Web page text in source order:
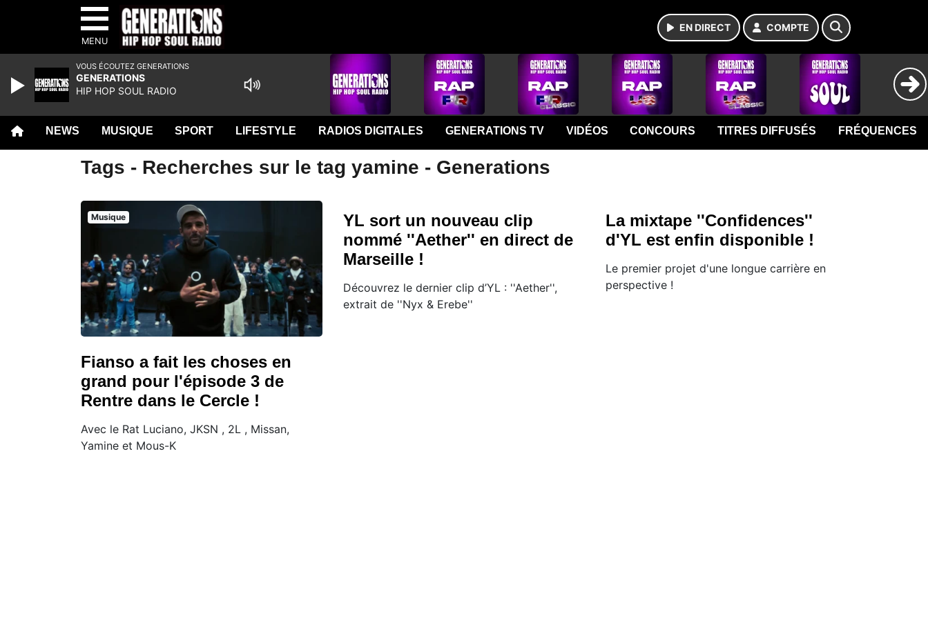
MENU
EN DIRECT COMPTE
NEWS MUSIQUE SPORT LIFESTYLE RADIOS DIGITALES GENERATIONS TV VIDÉOS CONCOURS TITRES DIFFUSÉS FRÉQUENCES
Tags - Recherches sur le tag yamine - Generations
Musique
Fianso a fait les choses en
grand pour l'épisode 3 de
Rentre dans le Cercle !
Avec le Rat Luciano, JKSN , 2L , Missan,
Yamine et Mous-K
YL sort un nouveau clip
nommé ''Aether'' en direct de
Marseille !
Découvrez le dernier clip d’YL : ''Aether'',
extrait de ''Nyx & Erebe''
La mixtape ''Confidences''
d'YL est enfin disponible !
Le premier projet d'une longue carrière en
perspective !
VOUS ÉCOUTEZ GENERATIONS
GENERATIONS
HIP HOP SOUL RADIO